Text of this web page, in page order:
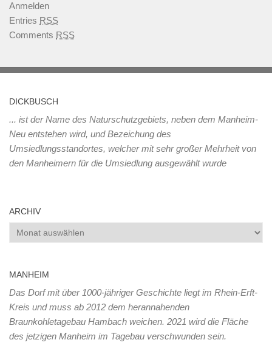
Anmelden
Entries RSS
Comments RSS
DICKBUSCH
... ist der Name des Naturschutzgebiets, neben dem Manheim-
Neu entstehen wird, und Bezeichung des
Umsiedlungsstandortes, welcher mit sehr großer Mehrheit von
den Manheimern für die Umsiedlung ausgewählt wurde
ARCHIV
Archiv
MANHEIM
Das Dorf mit über 1000-jähriger Geschichte liegt im Rhein-Erft-
Kreis und muss ab 2012 dem herannahenden
Braunkohletagebau Hambach weichen. 2021 wird die Fläche
des jetzigen Manheim im Tagebau verschwunden sein.